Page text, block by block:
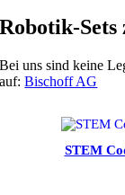
Robotik-Sets
Bei uns sind keine
auf:Bischoff AG
STEM